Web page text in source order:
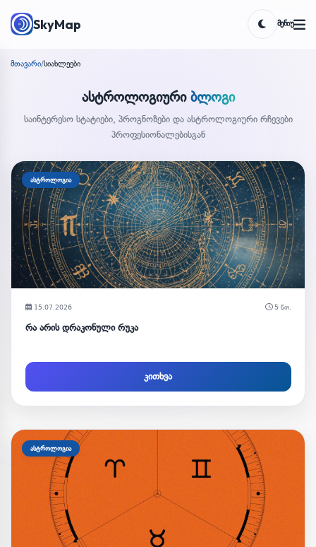
SkyMap Toggle
ᲛᲔᲜᲘᲣ
მთავარი/სიახლეები
ასტროლოგიური ბლოგი
საინტერესო სტატიები, პროგნოზები და ასტროლოგიური რჩევები
პროფესიონალებისგან
ასტროლოგია
15.07.2026 5 წთ.
რა არის დრაკონული რუკა
კითხვა
ასტროლოგია